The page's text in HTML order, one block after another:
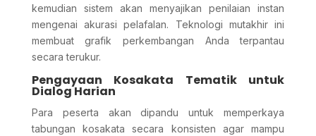
kemudian sistem akan menyajikan penilaian instan
mengenai akurasi pelafalan. Teknologi mutakhir ini
membuat grafik perkembangan Anda terpantau
secara terukur.
Pengayaan Kosakata Tematik untuk
Dialog Harian
Para peserta akan dipandu untuk memperkaya
tabungan kosakata secara konsisten agar mampu